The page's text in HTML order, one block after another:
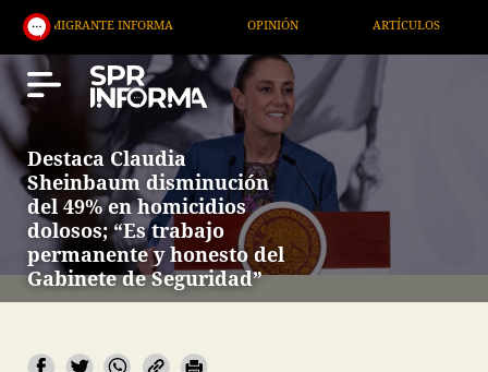
INFORMA OPINIÓN ARTÍCULOS ARTE /
Destaca Claudia
Sheinbaum disminución
del 49% en homicidios
dolosos; “Es trabajo
permanente y honesto del
Gabinete de Seguridad”